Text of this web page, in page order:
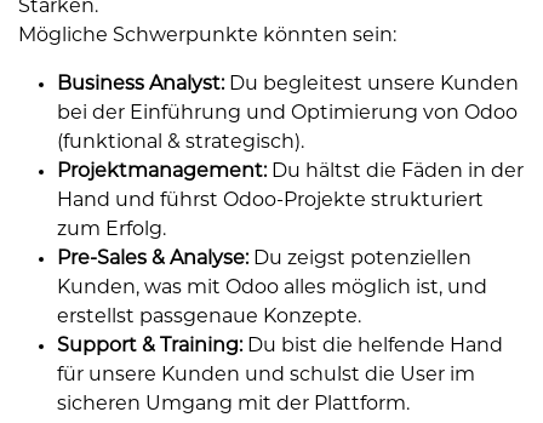
Stärken.
Mögliche Schwerpunkte könnten sein:
Business Analyst: Du begleitest unsere Kunden
bei der Einführung und Optimierung von Odoo
(funktional & strategisch).
Projektmanagement: Du hältst die Fäden in der
Hand und führst Odoo-Projekte strukturiert
zum Erfolg.
Pre-Sales & Analyse: Du zeigst potenziellen
Kunden, was mit Odoo alles möglich ist, und
erstellst passgenaue Konzepte.
Support & Training: Du bist die helfende Hand
für unsere Kunden und schulst die User im
sicheren Umgang mit der Plattform.